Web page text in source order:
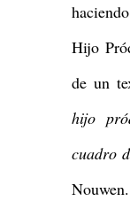
Hijo
de un
hijo
cuadro
Nouwen.